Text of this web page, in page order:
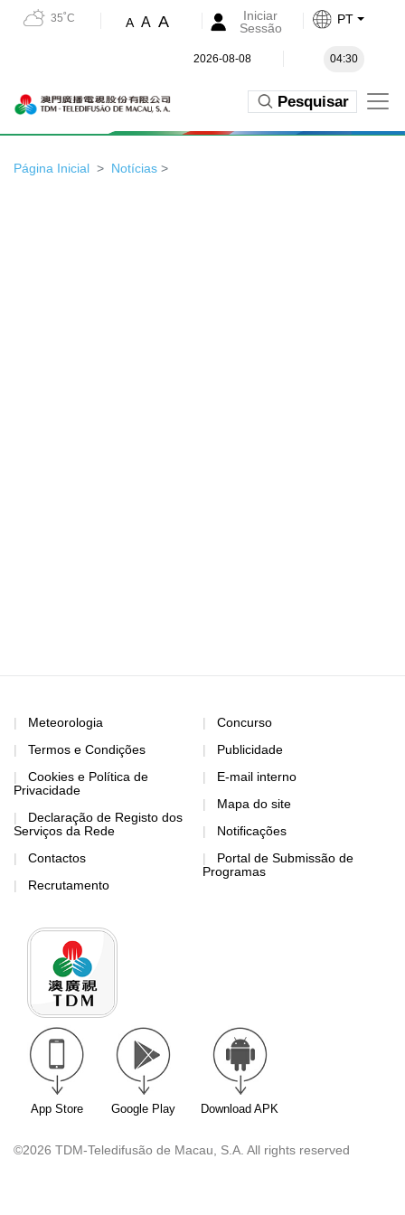
35˚C A A A
Iniciar
Sessão
PT
2026-08-08 04:30
Pesquisar
Página Inicial Notícias >
Meteorologia
Termos e Condições
Cookies e Política de
Privacidade
Declaração de Registo dos
Serviços da Rede
Contactos
Recrutamento
Concurso
Publicidade
E-mail interno
Mapa do site
Notificações
Portal de Submissão de
Programas
App Store Google Play Download APK
©2026 TDM-Teledifusão de Macau, S.A. All rights reserved